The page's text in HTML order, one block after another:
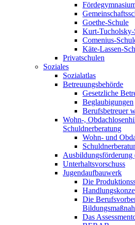
Goethe-Schule
Kurt-Tucholsky-
Comenius-
Käte-Lassen-
Privatschulen
Soziales
Sozialatlas
Betreuungsbehörde
Gesetzliche
Beglaubigungen
Berufsbetreuer
Wohn-,
Schuldnerberatung
Wohn- und
Unterhaltsvorschuss
Jugendaufbauwerk
Die
Die
Das